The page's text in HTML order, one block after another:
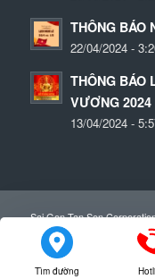
THÔNG BÁO
22/04/2024 -
THÔNG BÁO
VƯƠNG 2024
13/04/2024 -
Sai Gon Tan Son
Home
Tin tức
Tìm đường